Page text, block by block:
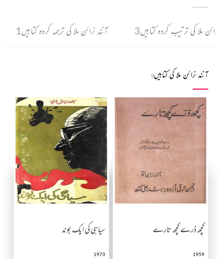
ملا کی ترتیب کردہ کتابیں3 آنند نرائن ملا کی ترجمہ کردہ کتابیں1
آنند نرائن ملا کی کتابیں9
کچھ ذرے کچھ تارے
1959
سیاہی کی ایک بوند
1973